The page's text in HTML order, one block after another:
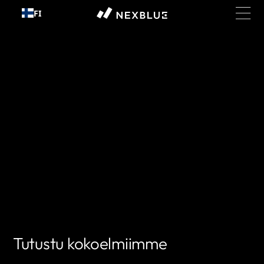
Siirry
sisältöön
FI
Tutustu kokoelmiimme